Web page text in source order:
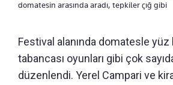
domatesin arasında aradı, tepkiler çığ gibi
Festival alanında domatesle
tabancası oyunları gibi çok
düzenlendi. Yerel Campari ve